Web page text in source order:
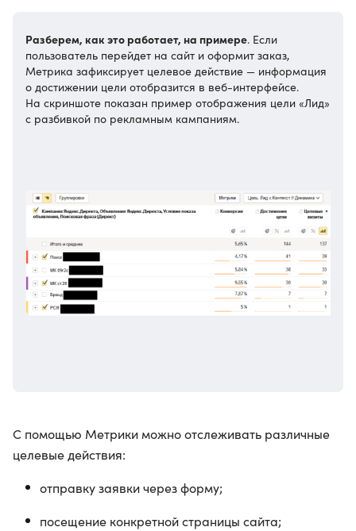
Разберем, как это работает, на примере. Если
пользователь перейдет на сайт и оформит заказ,
Метрика зафиксирует целевое действие — информация
о достижении цели отобразится в веб-интерфейсе.
На скриншоте показан пример отображения цели «Лид»
с разбивкой по рекламным кампаниям.
С помощью Метрики можно отслеживать различные
целевые действия:
отправку заявки через форму;
посещение конкретной страницы сайта;